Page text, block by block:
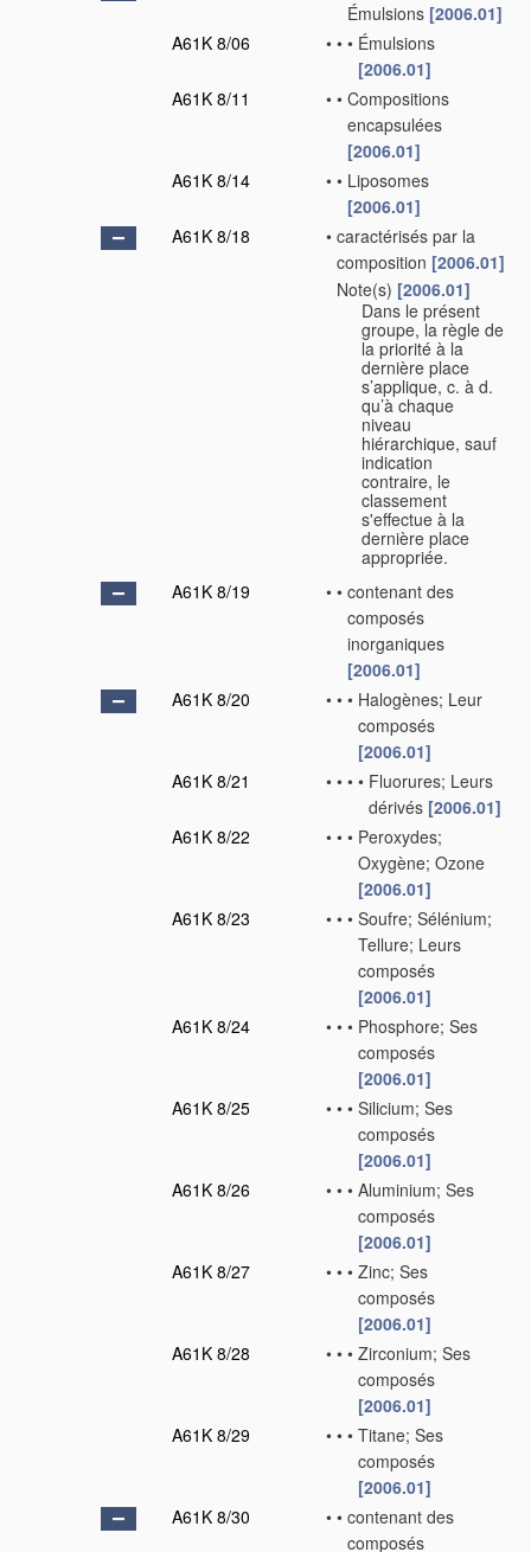
Émulsions [2006.01]
A61K 8/06
• • • Émulsions
[2006.01]
A61K 8/11
• • Compositions
encapsulées
[2006.01]
A61K 8/14
• • Liposomes
[2006.01]
A61K 8/18
• caractérisés par la
composition [2006.01]
Note(s) [2006.01]
Dans le présent
groupe, la règle de
la priorité à la
dernière place
s’applique, c. à d.
qu’à chaque
niveau
hiérarchique, sauf
indication
contraire, le
classement
s'effectue à la
dernière place
appropriée.
A61K 8/19
• • contenant des
composés
inorganiques
[2006.01]
A61K 8/20
• • • Halogènes; Leur
composés
[2006.01]
A61K 8/21
• • • • Fluorures; Leurs
dérivés [2006.01]
A61K 8/22
• • • Peroxydes;
Oxygène; Ozone
[2006.01]
A61K 8/23
• • • Soufre; Sélénium;
Tellure; Leurs
composés
[2006.01]
A61K 8/24
• • • Phosphore; Ses
composés
[2006.01]
A61K 8/25
• • • Silicium; Ses
composés
[2006.01]
A61K 8/26
• • • Aluminium; Ses
composés
[2006.01]
A61K 8/27
• • • Zinc; Ses
composés
[2006.01]
A61K 8/28
• • • Zirconium; Ses
composés
[2006.01]
A61K 8/29
• • • Titane; Ses
composés
[2006.01]
A61K 8/30
• • contenant des
composés